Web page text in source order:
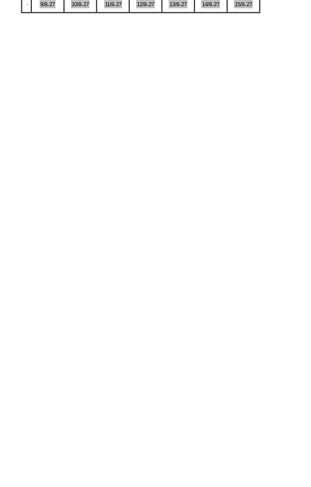
9/8-27 10/8-27 11/8-27 12/8-27 13/8-27 14/8-27 15/8-27